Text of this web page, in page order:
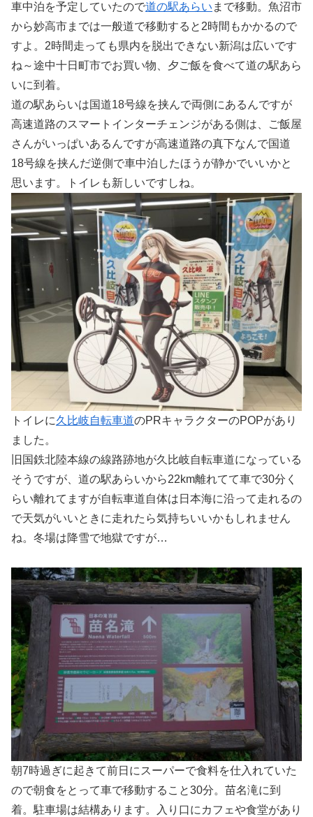
車中泊を予定していたので道の駅あらい まで移動。魚沼市
から妙高市までは一般道で移動すると2時間もかかるので
すよ。2時間走っても県内を脱出できない新潟は広いです
ね～途中十日町市でお買い物、夕ご飯を食べて道の駅あら
いに到着。
道の駅あらいは国道18号線を挟んで両側にあるんですが
高速道路のスマートインターチェンジがある側は、ご飯屋
さんがいっぱいあるんですが高速道路の真下なんで国道
18号線を挟んだ逆側で車中泊したほうが静かでいいかと
思います。トイレも新しいですしね。
トイレに久比岐自転車道のPRキャラクターのPOPがあり
ました。
旧国鉄北陸本線の線路跡地が久比岐自転車道になっている
そうですが、道の駅あらいから22km離れてて車で30分く
らい離れてますが自転車道自体は日本海に沿って走れるの
で天気がいいときに走れたら気持ちいいかもしれません
ね。冬場は降雪で地獄ですが…
朝7時過ぎに起きて前日にスーパーで食料を仕入れていた
ので朝食をとって車で移動すること30分。苗名滝に到
着。駐車場は結構あります。入り口にカフェや食堂があり